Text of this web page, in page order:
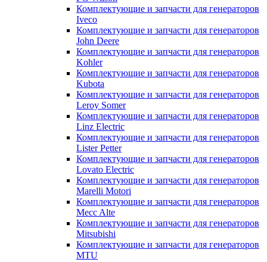
Комплектующие и запчасти для генераторов
Iveco
Комплектующие и запчасти для генераторов
John Deere
Комплектующие и запчасти для генераторов
Kohler
Комплектующие и запчасти для генераторов
Kubota
Комплектующие и запчасти для генераторов
Leroy Somer
Комплектующие и запчасти для генераторов
Linz Electric
Комплектующие и запчасти для генераторов
Lister Petter
Комплектующие и запчасти для генераторов
Lovato Electric
Комплектующие и запчасти для генераторов
Marelli Motori
Комплектующие и запчасти для генераторов
Mecc Alte
Комплектующие и запчасти для генераторов
Mitsubishi
Комплектующие и запчасти для генераторов
MTU